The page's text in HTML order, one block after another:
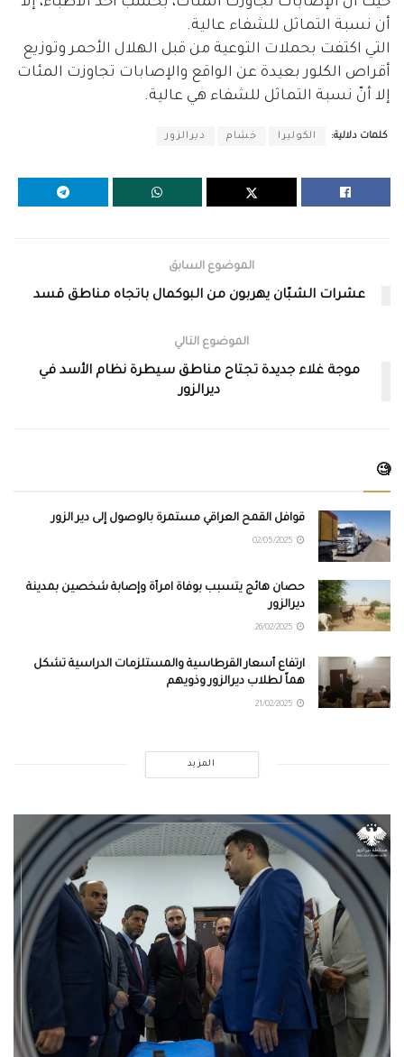
أن نسبة التماثل للشفاء عالية.
التي اكتفت بحملات التوعية من قبل الهلال الأحمر وتوزيع
أقراص الكلور بعيدة عن الواقع والإصابات تجاوزت المئات
إلا أنّ نسبة التماثل للشفاء هي عالية.
كلمات دلالية: الكوليرا خشام ديرالزور
الموضوع السابق
عشرات الشبّان يهربون من البوكمال باتجاه مناطق قسد
الموضوع التالي
موجة غلاء جديدة تجتاح مناطق سيطرة نظام الأسد في
ديرالزور
🧐
قوافل القمح العراقي مستمرة بالوصول إلى دير الزور
حصان هائج يتسبب بوفاة امرأة وإصابة شخصين بمدينة
ديرالزور
ارتفاع أسعار القرطاسية والمستلزمات الدراسية تشكل
هماً لطلاب ديرالزور وذويهم
المزيد